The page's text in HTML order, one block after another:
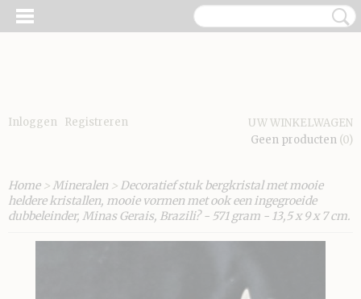
Inloggen Registreren
UW WINKELWAGEN
Geen producten (0)
Home>Mineralen > Decoratief stuk bergkristal met mooie
heldere kristallen, mooie vormen met ook een ingegroeide
dubbeleinder, Minas Gerais, Brazili? - 571 gram - 13,5 x 9 x 7 cm.